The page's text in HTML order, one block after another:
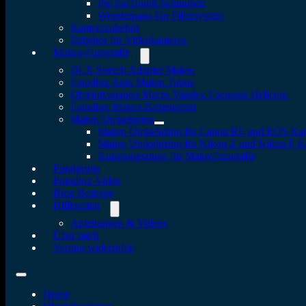
Pro GoTough Schrauben
Wonderpana Go Filtersystem
Kamerazubehör
Zubehör für Videokameras
Makro-Fotografie
DLX Stretch Adapter Makro
Fotodiox Auto Makro Tubus
Objektivadapter Macro Vizelex Focusing Helicoid
Fotodiox Makro-Balgengerät
Makro Umkehrring
Makro Umkehrring für Canon RF und EOS
Makro Umkehrring für Nikon Z und Nikon F
Kupplungsringe für Makrofotografie
Fundgrube
Fotodiox Video
Blog Beiträge
Hilfeseiten
Anleitungen & Videos
Über mich
Vertrag widerrufen
Home